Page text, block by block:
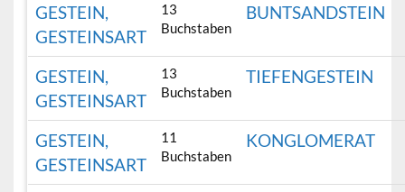
GESTEIN,
GESTEINSART
13
Buchstaben
BUNTSANDSTEIN
GESTEIN,
GESTEINSART
13
Buchstaben
TIEFENGESTEIN
GESTEIN,
GESTEINSART
11
Buchstaben
KONGLOMERAT